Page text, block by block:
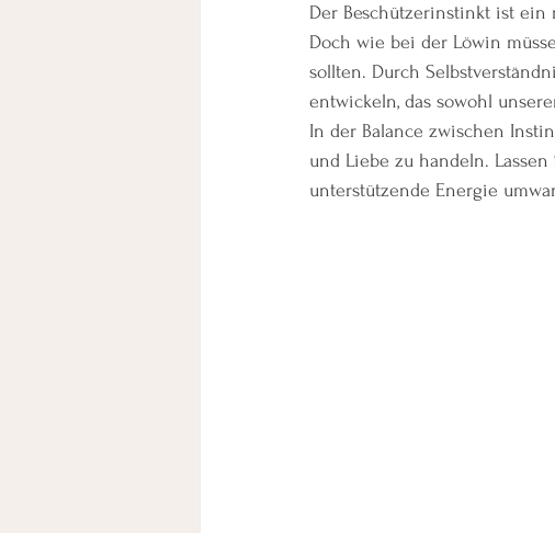
Der Beschützerinstinkt ist ein
Doch wie bei der Löwin
sollten. Durch
entwickeln, das sowohl
In der Balance zwischen
und Liebe zu handeln.
unterstützende Energie